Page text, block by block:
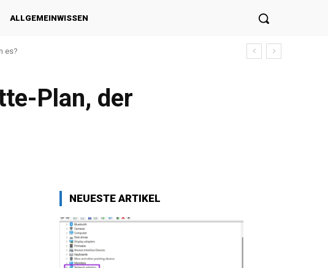
ALLGEMEINWISSEN
es?
Plan, der
NEUESTE ARTIKEL